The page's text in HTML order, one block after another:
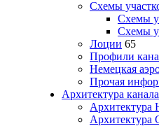
Схемы
Схемы
Схемы
Лоции 65
Профили
Немецкая
Прочая
Архитектура
Архитектура
Архитектура